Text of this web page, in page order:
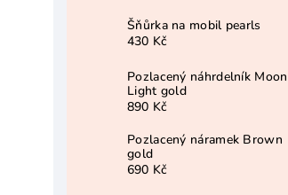
Šňůrka na mobil pearls
430 Kč
Pozlacený náhrdelník Moon
Light gold
890 Kč
Pozlacený náramek Brown
gold
690 Kč